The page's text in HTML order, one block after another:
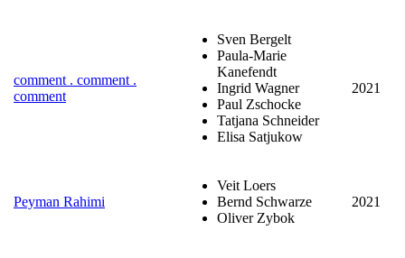
comment . comment .
comment
Sven Bergelt
Paula-Marie
Kanefendt
Ingrid Wagner
Paul Zschocke
Tatjana Schneider
Elisa Satjukow
2021
Peyman Rahimi
Veit Loers
Bernd Schwarze
Oliver Zybok
2021